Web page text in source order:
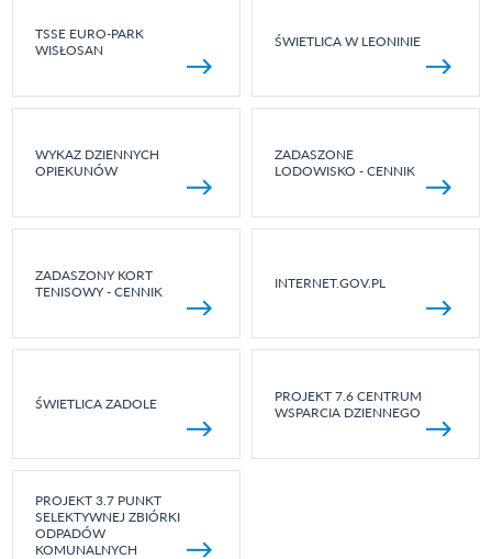
TSSE EURO-PARK
WISŁOSAN
ŚWIETLICA W LEONINIE
WYKAZ DZIENNYCH
OPIEKUNÓW
ZADASZONE
LODOWISKO - CENNIK
ZADASZONY KORT
TENISOWY - CENNIK
INTERNET.GOV.PL
ŚWIETLICA ZADOLE
PROJEKT 7.6 CENTRUM
WSPARCIA DZIENNEGO
PROJEKT 3.7 PUNKT
SELEKTYWNEJ ZBIÓRKI
ODPADÓW
KOMUNALNYCH